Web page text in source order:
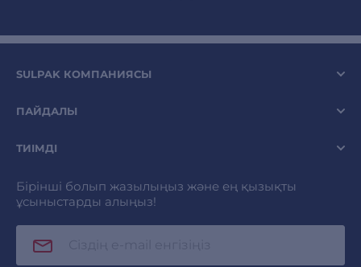
SULPAK КОМПАНИЯСЫ
ПАЙДАЛЫ
ТИІМДІ
Бірінші болып жазылыңыз және ең қызықты
ұсыныстарды алыңыз!